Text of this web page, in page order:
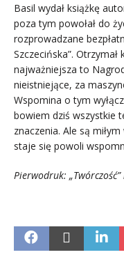
Basil wydał książkę
poza tym powołał do
rozprowadzane
Szczecińska”.
najważniejsza to
nieistniejące, za
Wspomina o tym
bowiem dziś wszystkie
znaczenia. Ale są
staje się powoli
Pierwodruk: